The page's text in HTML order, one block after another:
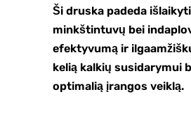
Ši druska padeda
minkštintuvų bei
efektyvumą ir
kelią kalkių susidarymui
optimalią įrangos veiklą.